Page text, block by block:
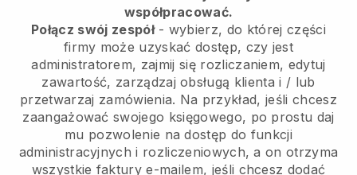
współpracować.
Połącz swój zespół- wybierz, do której części
firmy może uzyskać dostęp, czy jest
administratorem, zajmij się rozliczaniem, edytuj
zawartość, zarządzaj obsługą klienta i / lub
przetwarzaj zamówienia. Na przykład, jeśli chcesz
zaangażować swojego księgowego, po prostu daj
mu pozwolenie na dostęp do funkcji
administracyjnych i rozliczeniowych, a on otrzyma
wszystkie faktury e-mailem, jeśli chcesz dodać